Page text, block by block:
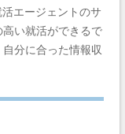
エージェントのサ
い就活ができるで
分に合った情報収